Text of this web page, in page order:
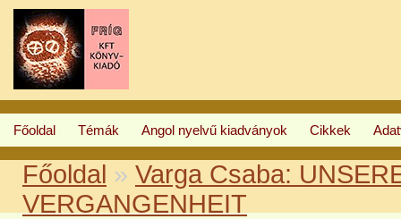
Főoldal Témák Angol nyelvű kiadványok Cikkek
Főoldal » Varga Csaba:
VERGANGENHEIT